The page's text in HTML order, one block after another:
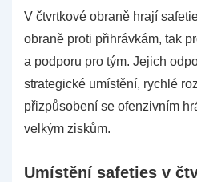
V čtvrtkové obraně hrají
obraně proti přihrávkám, tak
a podporu pro tým. Jejich
strategické umístění, rychlé
přizpůsobení se ofenzivním
velkým ziskům.
Umístění safeties v